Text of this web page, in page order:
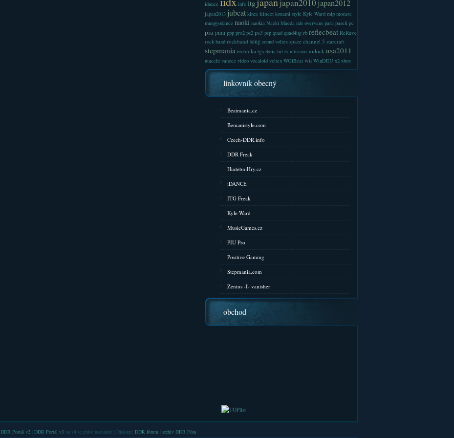
idance
info itg japan2010 japan2012
japan2013 jubeat kinec kinect konami style Kyle Ward mlp mozarc
mungyodance naoki naokia Naoki Maeda nds overvans para paseli pc
piu pnm ppp pro2 ps2 ps3 psp quad quad4itg rb reflecbeat ReRave
rock band rockband song sound voltex space channel 5 starcraft
stepmania technika tgs theia tnt tv ultrastar unlock usa2011
utacchi vanoce video vocaloid voltex WGiBeat wii WinDEU x2 xbox
linkovník obecný
Beatmania.cz
Bemanistyle.com
Czech-DDR.info
DDR Freak
HudebniHry.cz
iDANCE
ITG Freak
Kyle Ward
MusicGames.cz
PIU Pro
Positive Gaming
Stepmania.com
Zenius -I- vanisher
obchod
DDR Portál v2| DDR Portál v3na v4 se právě nacházíte | Diskuze: DDR fórum archiv DDR Fóra